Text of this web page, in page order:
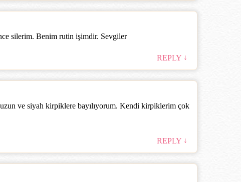
silerim. Benim rutin işimdir. Sevgiler
REPLY ↓
ve siyah kirpiklere bayılıyorum. Kendi kirpiklerim çok
REPLY ↓